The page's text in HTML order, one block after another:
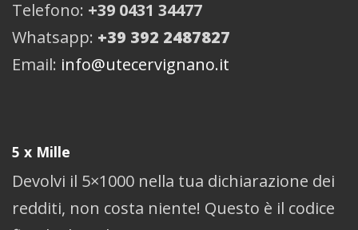
Telefono: +39 0431 34477
Whatsapp: +39 392 2487827
Email: info@utecervignano.it
5 x Mille
Devolvi il 5×1000 nella tua dichiarazione dei
redditi, non costa niente! Questo è il codice